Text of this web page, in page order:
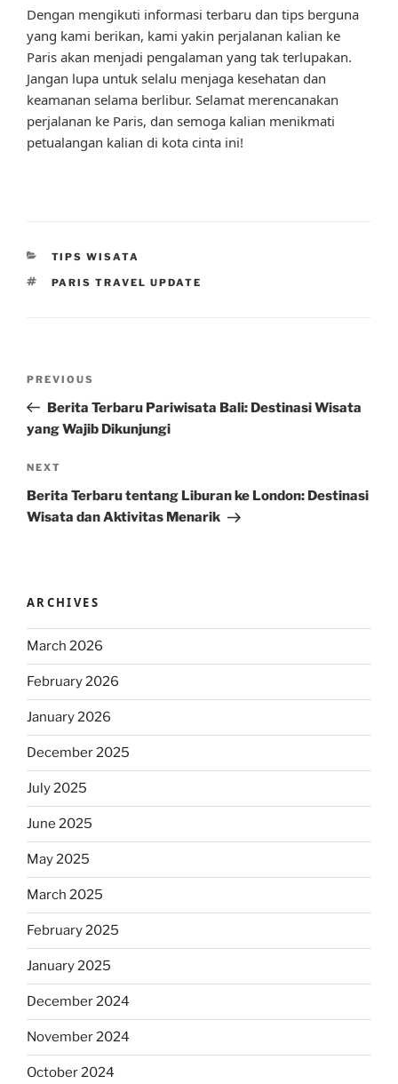
Dengan mengikuti informasi terbaru dan tips berguna
yang kami berikan, kami yakin perjalanan kalian ke
Paris akan menjadi pengalaman yang tak terlupakan.
Jangan lupa untuk selalu menjaga kesehatan dan
keamanan selama berlibur. Selamat merencanakan
perjalanan ke Paris, dan semoga kalian menikmati
petualangan kalian di kota cinta ini!
CATEGORIES
TIPS WISATA
TAGS
PARIS TRAVEL UPDATE
Previous
Post
PREVIOUS
Berita Terbaru Pariwisata Bali: Destinasi Wisata
yang Wajib Dikunjungi
Next
Post
NEXT
Berita Terbaru tentang Liburan ke London: Destinasi
Wisata dan Aktivitas Menarik
ARCHIVES
March 2026
February 2026
January 2026
December 2025
July 2025
June 2025
May 2025
March 2025
February 2025
January 2025
December 2024
November 2024
October 2024